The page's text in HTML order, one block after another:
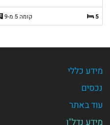
5 קומה 5 מ-9
מידע כללי
נכסים
עוד באתר
מידע נדל"ן